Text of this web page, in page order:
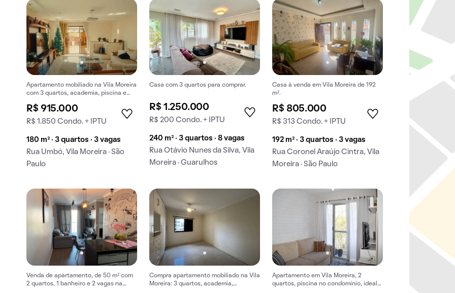
Apartamento mobiliado na Vila Moreira
com 3 quartos, academia, piscina e
R$ 915.000
R$ 1.850 Condo. + IPTU
180 m² · 3 quartos · 3 vagas
Rua Umbó, Vila Moreira · São
Paulo
Casa com 3 quartos para comprar.
R$ 1.250.000
R$ 200 Condo. + IPTU
240 m² · 3 quartos · 8 vagas
Rua Otávio Nunes da Silva, Vila
Moreira · Guarulhos
Casa à venda em Vila Moreira de 192
m².
R$ 805.000
R$ 313 Condo. + IPTU
192 m² · 3 quartos · 3 vagas
Rua Coronel Araújo Cintra, Vila
Moreira · São Paulo
Venda de apartamento, de 50 m² com
2 quartos, 1 banheiro e 2 vagas na
Compra apartamento mobiliado na Vila
Moreira: 3 quartos, academia,
Apartamento em Vila Moreira, 2
quartos, piscina no condomínio, ideal